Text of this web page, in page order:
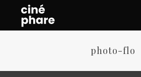
photo-flo